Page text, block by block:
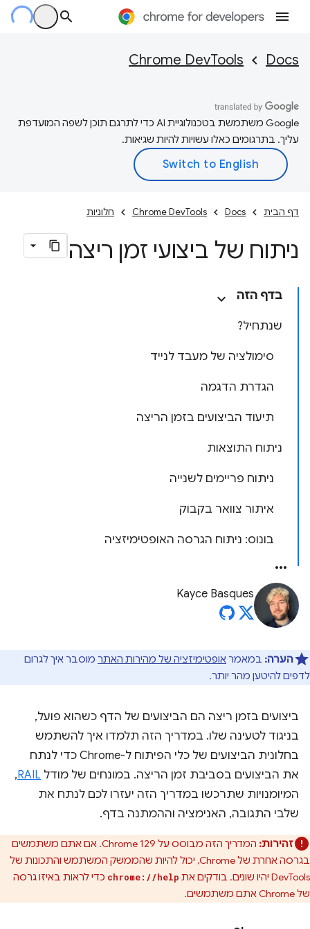
Docs
Chrome DevTools
‫Google משתמשת בטכנולוגיית AI כדי לתרגם תוכן לשפה המועדפת
עליך. בתרגומים כאלו עשויות להיות שגיאות.
דף הבית Docs
Chrome DevTools חלוניות
ניתוח של ביצועי זמן ריצה
בדף הזה
שנתחיל?
סימולציה של מעבד לנייד
הגדרת הדגמה
תיעוד הביצועים בזמן הריצה
ניתוח התוצאות
ניתוח פריימים לשנייה
איתור צוואר בקבוק
בונוס: ניתוח הגרסה האופטימיזציה
Kayce Basques
הערה: במאמראופטימיזציה של מהירות האתר מוסבר איך לגרום
לדפים להיטען מהר יותר.
ביצועים בזמן ריצה הם הביצועים של הדף כשהוא פועל,
בניגוד לטעינה שלו. במדריך הזה תלמדו איך להשתמש
בחלונית הביצועים של כלי הפיתוח ל-Chrome כדי לנתח
את הביצועים בסביבת זמן הריצה. במונחים של מודל RAIL
,
המיומנויות שתרכשו במדריך הזה יעזרו לכם לנתח את
שלבי התגובה, האנימציה וההמתנה בדף.
זהירות:
המדריך הזה מבוסס על Chrome 129. אם אתם משתמשים
בגרסה אחרת של Chrome, יכול להיות שהממשק המשתמש והתכונות של
DevTools יהיו שונים. בודקים את
chrome://help כדי לראות באיזו גרסה
של Chrome אתם משתמשים.